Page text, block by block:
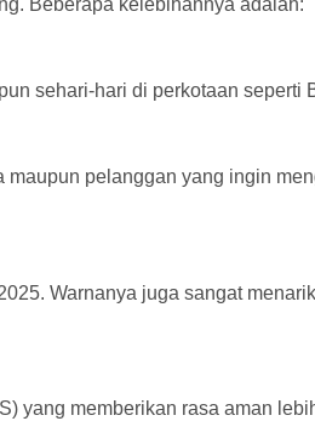
Beberapa kelebihannya adalah:
sehari-hari di perkotaan seperti
pelanggan yang ingin
Warnanya juga sangat
yang memberikan rasa aman